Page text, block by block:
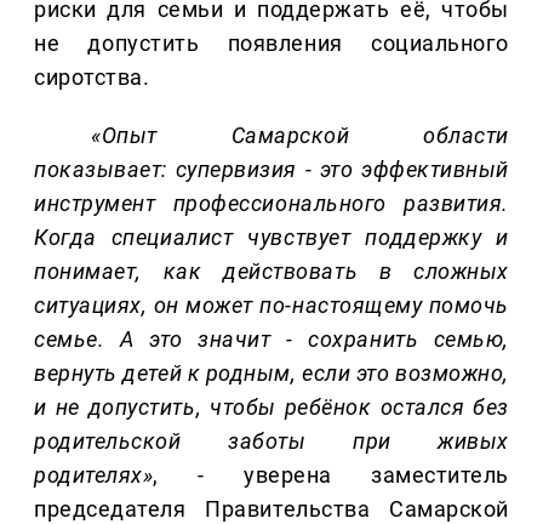
риски для семьи и поддержать её, чтобы
не допустить появления социального
сиротства.
«Опыт Самарской области
показывает: супервизия - это эффективный
инструмент профессионального развития.
Когда специалист чувствует поддержку и
понимает, как действовать в сложных
ситуациях, он может по-настоящему помочь
семье. А это значит- сохранить семью,
вернуть детей к родным, если это возможно,
и не допустить, чтобы ребёнок остался без
родительской заботыпри живых
родителях», - уверена заместитель
председателя Правительства Самарской